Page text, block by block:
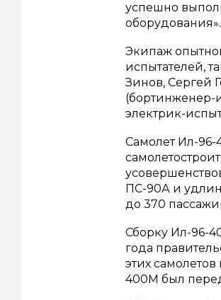
успешно
оборудования».
Экипаж
испытателей,
Зинов, Сергей
(бортинженер-
электрик-
Самолет Ил-
ПС-90А и
до 370
Сборку Ил-96-
года
этих
400М был